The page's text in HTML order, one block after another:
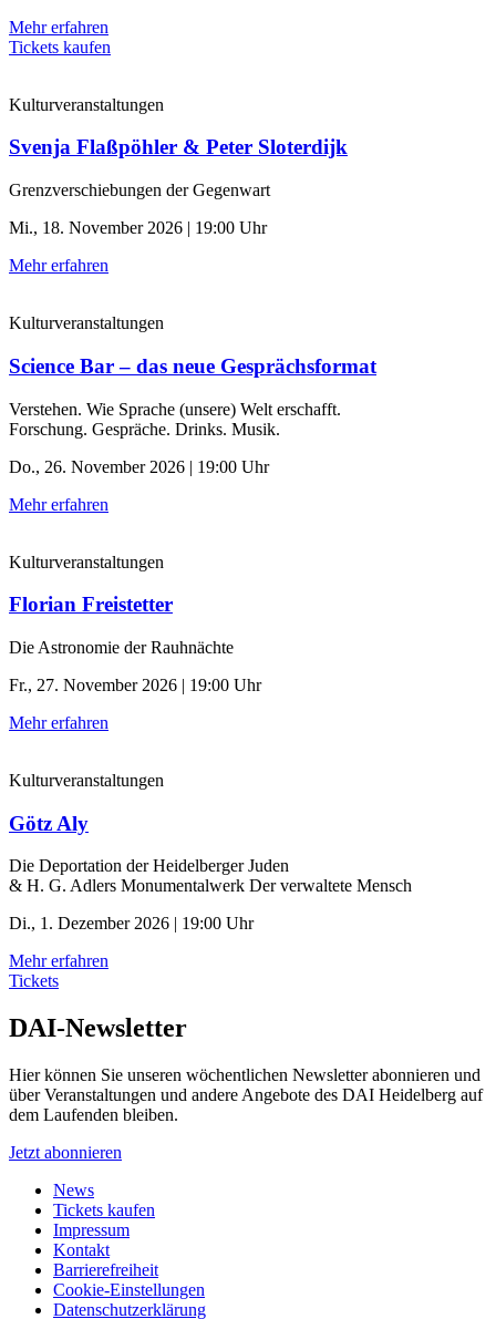
Mehr erfahren
Tickets kaufen
Kulturveranstaltungen
Svenja Flaßpöhler & Peter Sloterdijk
Grenzverschiebungen der Gegenwart
Mi., 18. November 2026 | 19:00 Uhr
Mehr erfahren
Kulturveranstaltungen
Science Bar – das neue Gesprächsformat
Verstehen. Wie Sprache (unsere) Welt erschafft.
Forschung. Gespräche. Drinks. Musik.
Do., 26. November 2026 | 19:00 Uhr
Mehr erfahren
Kulturveranstaltungen
Florian Freistetter
Die Astronomie der ­Rauhnächte
Fr., 27. November 2026 | 19:00 Uhr
Mehr erfahren
Kulturveranstaltungen
Götz Aly
Die Deportation der ­Heidelberger Juden
& H. G. Adlers Monumentalwerk Der verwaltete Mensch
Di., 1. Dezember 2026 | 19:00 Uhr
Mehr erfahren
Tickets
DAI-Newsletter
Hier können Sie unseren wöchentlichen Newsletter abonnieren und
über Veranstaltungen und andere Angebote des DAI Heidelberg auf
dem Laufenden bleiben.
Jetzt abonnieren
News
Tickets kaufen
Impressum
Kontakt
Barrierefreiheit
Cookie-Einstellungen
Datenschutzerklärung